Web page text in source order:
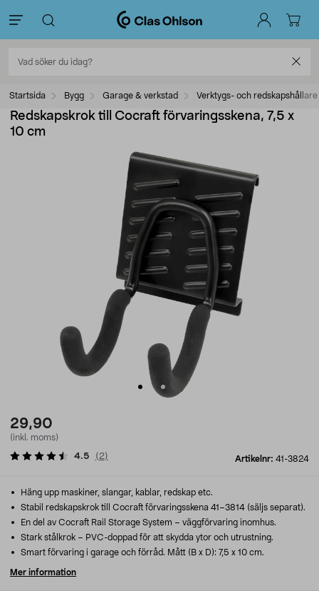
Startsida Bygg Garage & verkstad Verktygs- och redskapshållare
Redskapskrok till Cocraft förvaringsskena, 7,5 x
10 cm
29,90
(inkl. moms)
Artikelnr: 41-3824
4.5 ( 2)
Häng upp maskiner, slangar, kablar, redskap etc.
Stabil redskapskrok till Cocraft förvaringsskena 41–3814 (säljs separat).
En del av Cocraft Rail Storage System – väggförvaring inomhus.
Stark stålkrok – PVC-doppad för att skydda ytor och utrustning.
Smart förvaring i garage och förråd. Mått (B x D): 7,5 x 10 cm.
Mer information